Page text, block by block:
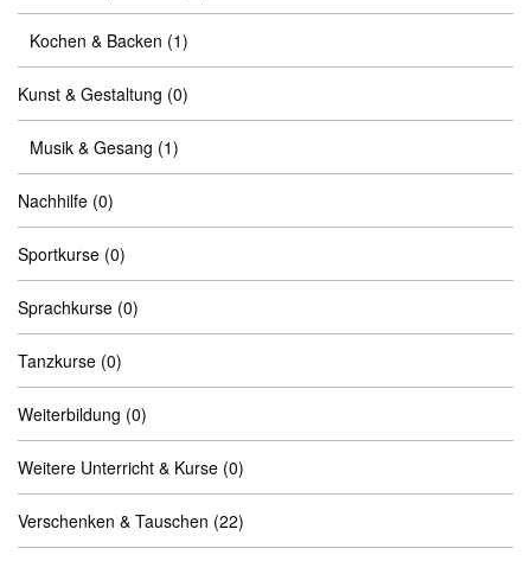
Kochen & Backen (1)
Kunst & Gestaltung (0)
Musik & Gesang (1)
Nachhilfe (0)
Sportkurse (0)
Sprachkurse (0)
Tanzkurse (0)
Weiterbildung (0)
Weitere Unterricht & Kurse (0)
Verschenken & Tauschen (22)